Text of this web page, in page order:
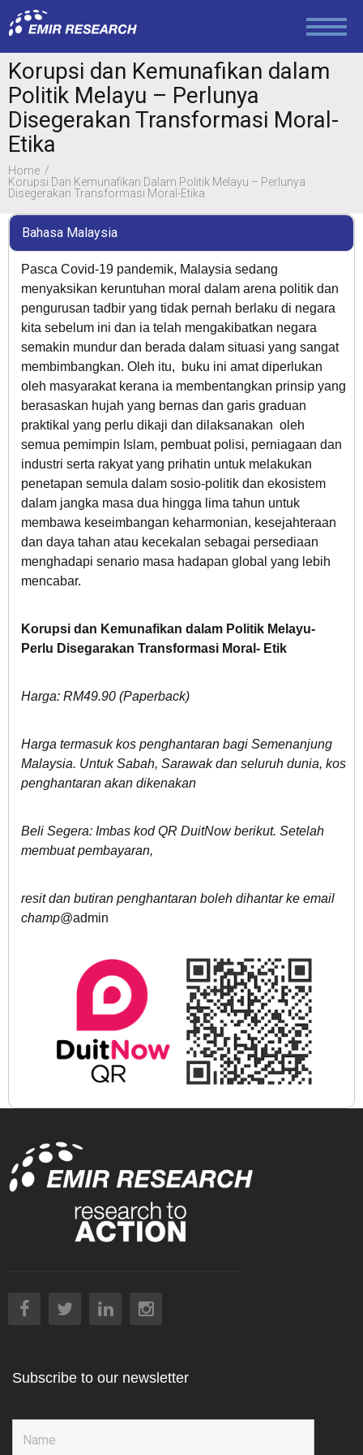
The Team
Careers
Media
Education and Social Policy
Politics
Foreign Policy
Economy and Finance
Society and Media
Law and Human Rights
Korupsi dan Kemunafikan dalam
Politik Melayu – Perlunya
Disegerakan Transformasi Moral-
Etika
Home
Korupsi Dan Kemunafikan Dalam Politik Melayu – Perlunya
Disegerakan Transformasi Moral-Etika
Bahasa Malaysia
Pasca Covid-19 pandemik, Malaysia sedang
menyaksikan keruntuhan moral dalam arena politik dan
pengurusan tadbir yang tidak pernah berlaku di negara
kita sebelum ini dan ia telah mengakibatkan negara
semakin mundur dan berada dalam situasi yang sangat
membimbangkan. Oleh itu, buku ini amat diperlukan
oleh masyarakat kerana ia membentangkan prinsip yang
berasaskan hujah yang bernas dan garis graduan
praktikal yang perlu dikaji dan dilaksanakan oleh
semua pemimpin Islam, pembuat polisi, perniagaan dan
industri serta rakyat yang prihatin untuk melakukan
penetapan semula dalam sosio-politik dan ekosistem
dalam jangka masa dua hingga lima tahun untuk
membawa keseimbangan keharmonian, kesejahteraan
dan daya tahan atau kecekalan sebagai persediaan
menghadapi senario masa hadapan global yang lebih
mencabar.
Korupsi dan Kemunafikan dalam Politik Melayu-
Perlu Disegarakan Transformasi Moral- Etik
Harga: RM49.90 (Paperback)
Harga termasuk kos penghantaran bagi Semenanjung
Malaysia. Untuk Sabah, Sarawak dan seluruh dunia, kos
penghantaran akan dikenakan
Beli Segera: Imbas kod QR DuitNow berikut. Setelah
membuat pembayaran,
resit dan butiran penghantaran boleh dihantar ke email
champ@admin
Subscribe to our newsletter